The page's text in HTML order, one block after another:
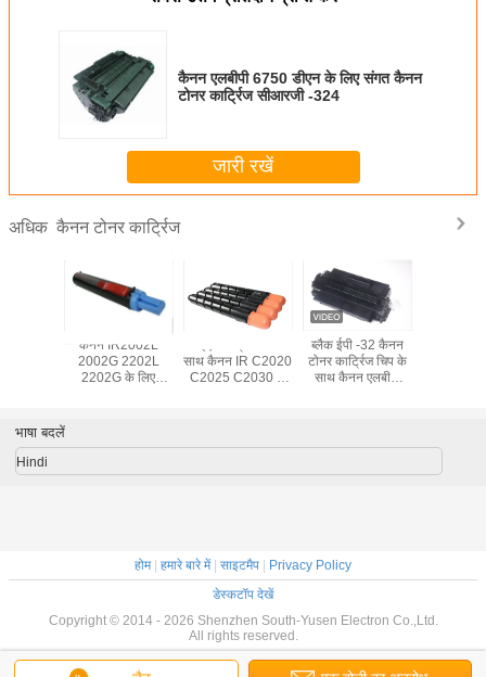
कैनन एलबीपी 6750 डीएन के लिए संगत कैनन
टोनर कार्ट्रिज सीआरजी -324
जारी रखें
अधिक कैनन टोनर कार्ट्रिज
कैनन IR2002L
2002G 2202L
2202G के लिए
साथ कैनन IR C2020
C2025 C2030 के
ब्लैक ईपी -32 कैनन
टोनर कार्ट्रिज चिप के
साथ कैनन एलबीपी
भाषा बदलें
Hindi
होम| हमारे बारे में| साइटमैप | Privacy Policy
डेस्कटॉप देखें
Copyright © 2014 - 2026 Shenzhen South-Yusen Electron Co.,Ltd.
All rights reserved.